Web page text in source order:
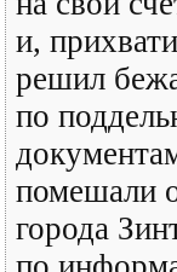
и,
решил
по
помешали
города